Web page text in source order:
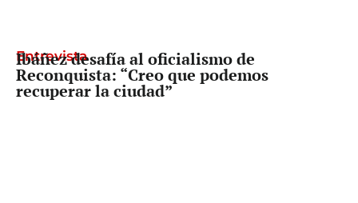
Entrevista
Ibáñez desafía al oficialismo de
Reconquista: “Creo que podemos
recuperar la ciudad”